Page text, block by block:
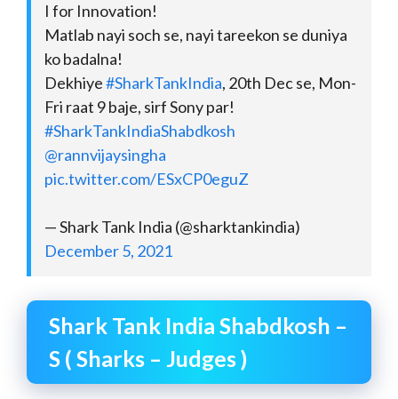
I for Innovation!
Matlab nayi soch se, nayi tareekon se duniya
ko badalna!
Dekhiye#SharkTankIndia, 20th Dec se, Mon-
Fri raat 9 baje, sirf Sony par!
#SharkTankIndiaShabdkosh
@rannvijaysingha
pic.twitter.com/ESxCP0eguZ
— Shark Tank India (@sharktankindia)
December 5, 2021
Shark Tank India Shabdkosh –
S ( Sharks – Judges )